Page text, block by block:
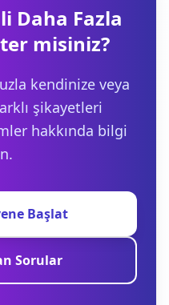
Daha Fazla
misiniz?
kendinize veya
şikayetleri
hakkında bilgi
Başlat
Sorular